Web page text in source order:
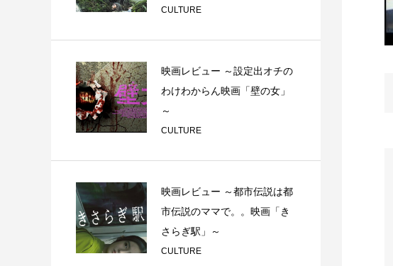
CULTURE
映画レビュー ～設定出オチの
わけわからん映画「壁の女」
～
CULTURE
映画レビュー ～都市伝説は都
市伝説のママで。。映画「き
さらぎ駅」～
CULTURE